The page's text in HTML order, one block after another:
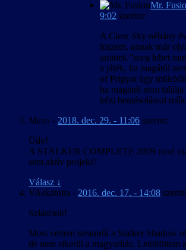
Mr.
9:02 szerint:
A Clear Sky néhány
hiszem, annak már
aminek “meg lehet
a játék, ha magától
of Pripyat úgy
ha magától nem
kézi bemásolással
Mezo - 2018. dec. 29. - 11:06 szerint:
Üdv!
A STALKER COMPLETE 2009 mod
sem aktív projekt?
Válasz ↓
VAskatona - 2016. dec. 17. - 14:08
Sziasztok!
Most vettem steamről a Stalker Shadow
de nem sikerül a magyarítás. Letöltöttem